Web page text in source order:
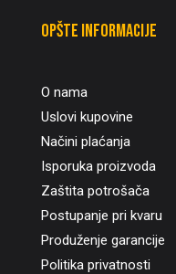
Opšte informacije
O nama
Uslovi kupovine
Načini plaćanja
Isporuka proizvoda
Zaštita potrošača
Postupanje pri kvaru
Produženje garancije
Politika privatnosti